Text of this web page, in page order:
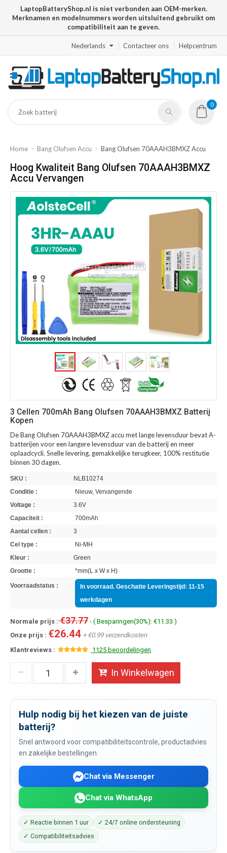
LaptopBatteryShop.nl is niet verbonden aan OEM-merken.
Merknamen en modelnummers worden uitsluitend gebruikt om
compatibiliteit aan te geven.
Nederlands Contacteer ons Helpcentrum
0
Home Bang Olufsen Accu Bang Olufsen 70AAAH3BMXZ Accu
Hoog Kwaliteit Bang Olufsen 70AAAH3BMXZ
Accu Vervangen
3 Cellen 700mAh Bang Olufsen 70AAAH3BMXZ Batterij
Kopen
De Bang Olufsen 70AAAH3BMXZ accu met lange levensduur bevat A-
batterijen voor een langere levensduur van de batterij en meer
oplaadcycli. Snelle levering, gemakkelijke terugkeer, 100% restitutie
binnen 30 dagen.
SKU :
NLB10274
Conditie :
Nieuw, Vervangende
Voltage :
3.6V
Capaciteit :
700mAh
Aantal cellen :
3
Cel type :
Ni-MH
Kleur :
Green
Grootte :
*mm(L x W x H)
Voorraadstatus :
In voorraad. Geschatte Leveringstijd: 11-15
werkdagen
Normale prijs :€37.77 - ( Besparingen(30%): €11.33 )
Onze prijs : €26.44 + €0.99 verzendkosten
Klantreviews :
1125 beoordelingen
In Winkelwagen
Hulp nodig bij het kiezen van de juiste
batterij?
Snel antwoord voor compatibiliteitscontrole, productadvies
en zakelijke bestellingen.
Chat via Messenger
Chat via WhatsApp
✓ Reactie binnen 1 uur
✓ 24/7 online ondersteuning
✓ Compatibiliteitsadvies